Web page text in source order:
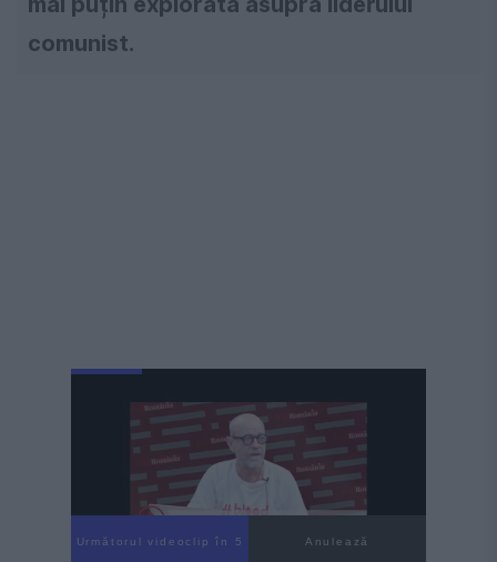
comunist.
Următorul videoclip în 4 Anulează